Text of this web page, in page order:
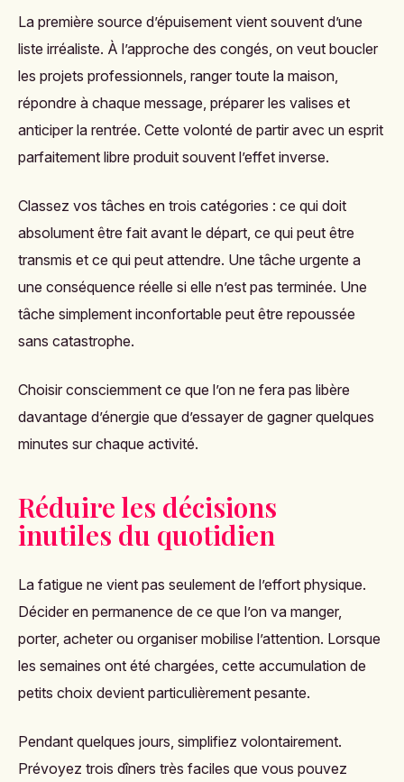
La première source d’épuisement vient souvent d’une
liste irréaliste. À l’approche des congés, on veut boucler
les projets professionnels, ranger toute la maison,
répondre à chaque message, préparer les valises et
anticiper la rentrée. Cette volonté de partir avec un esprit
parfaitement libre produit souvent l’effet inverse.
Classez vos tâches en trois catégories : ce qui doit
absolument être fait avant le départ, ce qui peut être
transmis et ce qui peut attendre. Une tâche urgente a
une conséquence réelle si elle n’est pas terminée. Une
tâche simplement inconfortable peut être repoussée
sans catastrophe.
Choisir consciemment ce que l’on ne fera pas libère
davantage d’énergie que d’essayer de gagner quelques
minutes sur chaque activité.
Réduire les décisions
inutiles du quotidien
La fatigue ne vient pas seulement de l’effort physique.
Décider en permanence de ce que l’on va manger,
porter, acheter ou organiser mobilise l’attention. Lorsque
les semaines ont été chargées, cette accumulation de
petits choix devient particulièrement pesante.
Pendant quelques jours, simplifiez volontairement.
Prévoyez trois dîners très faciles que vous pouvez